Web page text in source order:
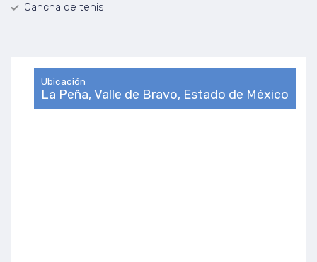
Cancha de tenis
Ubicación
La Peña, Valle de Bravo, Estado de México